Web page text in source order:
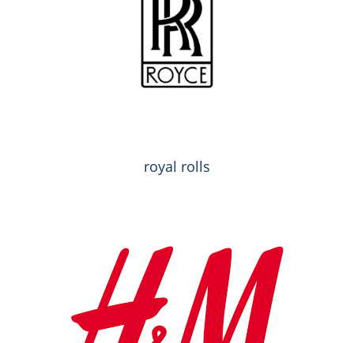
royal rolls